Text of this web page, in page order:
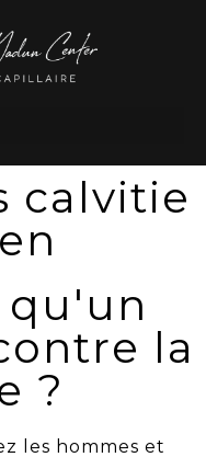
calvitie
qu'un
la
?
les hommes et